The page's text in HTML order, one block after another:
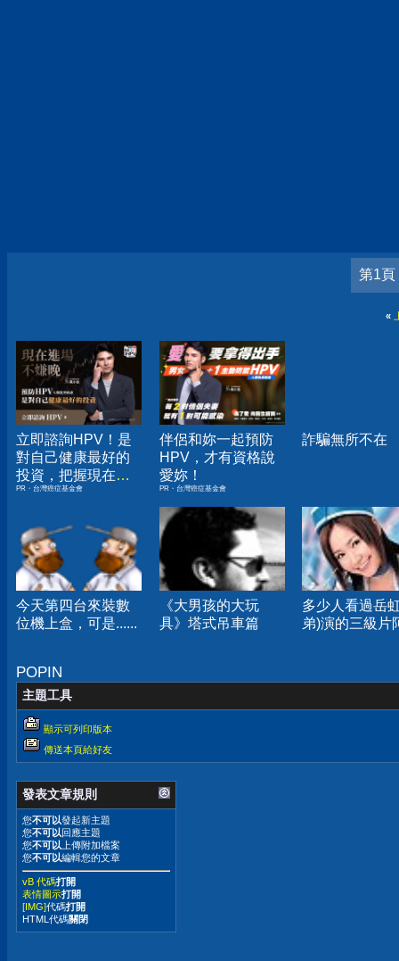
第1頁
«
立即諮詢HPV！是
對自己健康最好的
投資，把握現在不
嫌晚！
PR・台灣癌症基金會
伴侶和妳一起預防
HPV，才有資格說
愛妳！
PR・台灣癌症基金會
詐騙無所不在
今天第四台來裝數
位機上盒，可是......
《大男孩的大玩
具》塔式吊車篇
多少人看過岳
弟)演的三級片
POPIN
主題工具
顯示可列印版本
傳送本頁給好友
發表文章規則
您不可以發起新主題
您不可以 回應主題
您不可以 上傳附加檔案
您不可以編輯您的文章
vB 代碼打開
表情圖示打開
[IMG]代碼打開
HTML代碼關閉